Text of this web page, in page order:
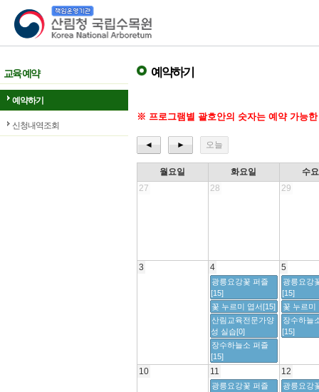
산림청 국립수목원
교육 예약
예약하기
신청내역조회
예약하기
※ 프로그램별 괄호안의 숫자는 예약 가능
◄ ► 오늘
월요일 화요일
수
27
28 29
3 4 5
10 11 12
광릉요강꽃 퍼즐
[15]
광릉요강
[15]
꽃 누르미 엽서[15]
꽃 누르미
산림교육전문가양
성 실습[0]
장수하늘
[15]
장수하늘소 퍼즐
[15]
광릉요강꽃 퍼즐
광릉요강